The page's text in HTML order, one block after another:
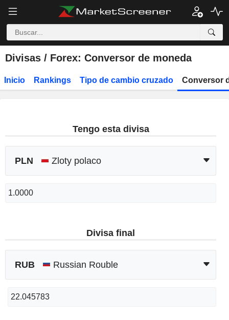
Divisas / Forex: Conversor de moneda
Inicio Rankings Tipo de cambio cruzado Conversor
Tengo esta divisa
PLN Zloty polaco
Divisa final
RUB Russian Rouble